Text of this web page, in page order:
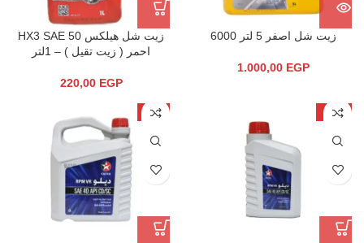
زيت شل اصفر 5 لتر 6000
1.000,00 EGP
زيت شل هيلكس HX3 SAE 50
احمر ( زيت تقيل ) – 1لتر
220,00 EGP
-16%
-8%